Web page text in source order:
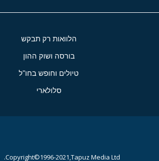
הלוואות רק תבקש
בורסה ושוק ההון
טיולים וחופש בחו"ל
סלולארי
Copyright©1996-2021,Tapuz Media Ltd.